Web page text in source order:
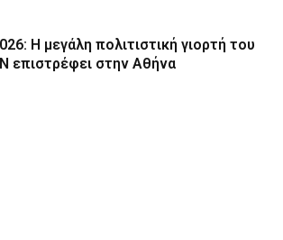
Η μεγάλη πολιτιστική γιορτή του
επιστρέφει στην Αθήνα